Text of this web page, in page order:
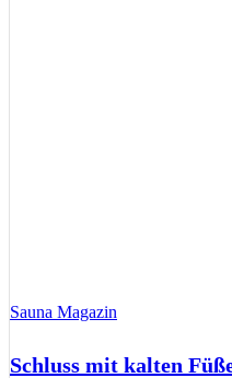
Sauna Magazin
Schluss mit kalten